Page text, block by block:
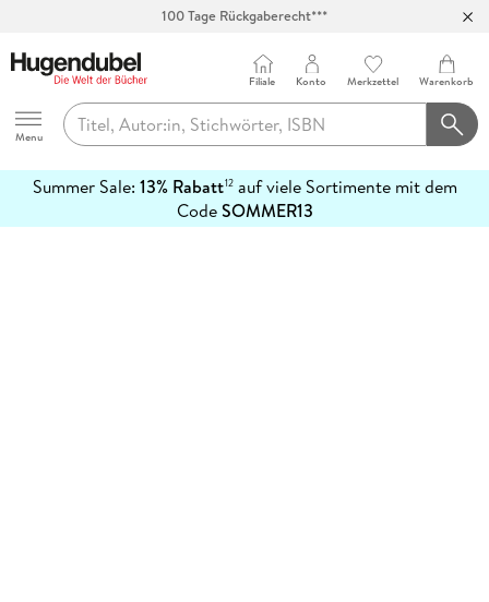
100 Tage Rückgaberecht***
Hugendubel
Menu
Filiale Konto Merkzettel Warenkorb
Summer Sale: 13% Rabatt12auf viele Sortimente mit dem
CodeSOMMER13
erfahren